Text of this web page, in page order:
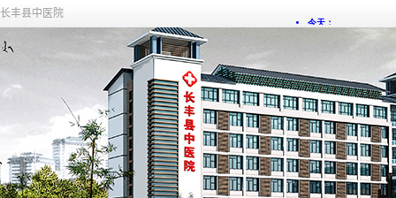
长丰县中医院